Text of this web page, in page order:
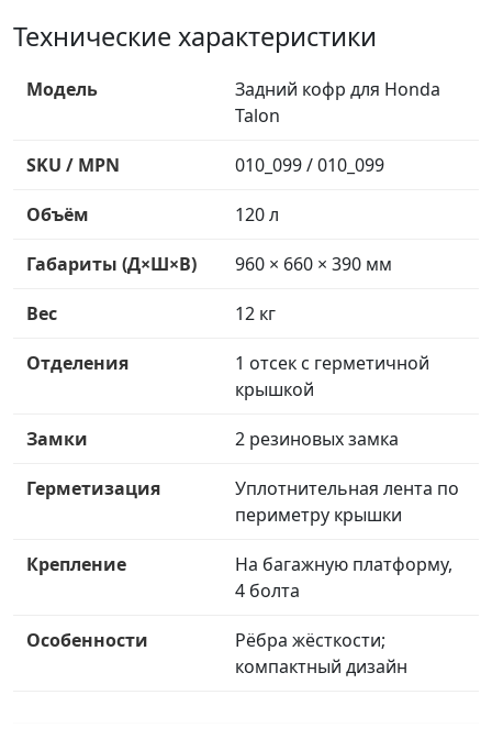
Технические характеристики
Модель
Задний кофр для Honda
Talon
SKU / MPN 010_099 / 010_099
Объём 120 л
Габариты (Д×Ш×В) 960 × 660 × 390 мм
Вес 12 кг
Отделения
1 отсек с герметичной
крышкой
Замки 2 резиновых замка
Герметизация
Уплотнительная лента по
периметру крышки
Крепление
На багажную платформу,
4 болта
Особенности
Рёбра жёсткости;
компактный дизайн